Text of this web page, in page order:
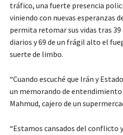
tráfico, una fuerte presencia
viniendo con nuevas esperanzas
permita retomar sus vidas tras 39
diarios y 69 de un frágil alto el
suerte de limbo.
“Cuando escuché que Irán y
un memorando de entendimiento
Mahmud, cajero de un
“Estamos cansados del conflicto